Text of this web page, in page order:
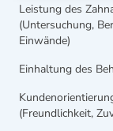
Leistung des
(Untersuchung,
Einwände)
Einhaltung des
(Freundlichkeit,